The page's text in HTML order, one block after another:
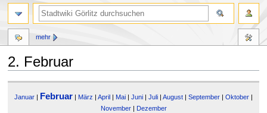
2. Februar
Navigation
Suche
Januar | Februar | März | April | Mai | Juni | Juli | August | September | Oktober |
November| Dezember
mehr